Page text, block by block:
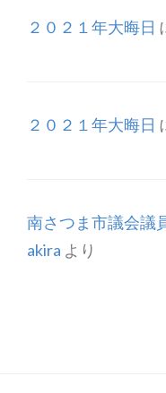
２０２１年大晦日
２０２１年大晦日
南さつま市議会議
akira より